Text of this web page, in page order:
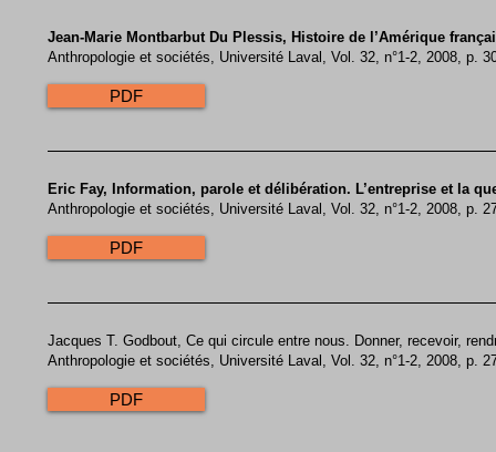
Jean-Marie Montbarbut Du Plessis, Histoire de l’Amérique
Anthropologie et sociétés, Université Laval, Vol. 32, n°1-2, 2008, p.
PDF
Eric Fay, Information, parole et délibération. L’entreprise et la
Anthropologie et sociétés, Université Laval, Vol. 32, n°1-2, 2008, p.
PDF
Jacques T. Godbout, Ce qui circule entre nous. Donner, recevoir,
Anthropologie et sociétés, Université Laval, Vol. 32, n°1-2, 2008, p.
PDF